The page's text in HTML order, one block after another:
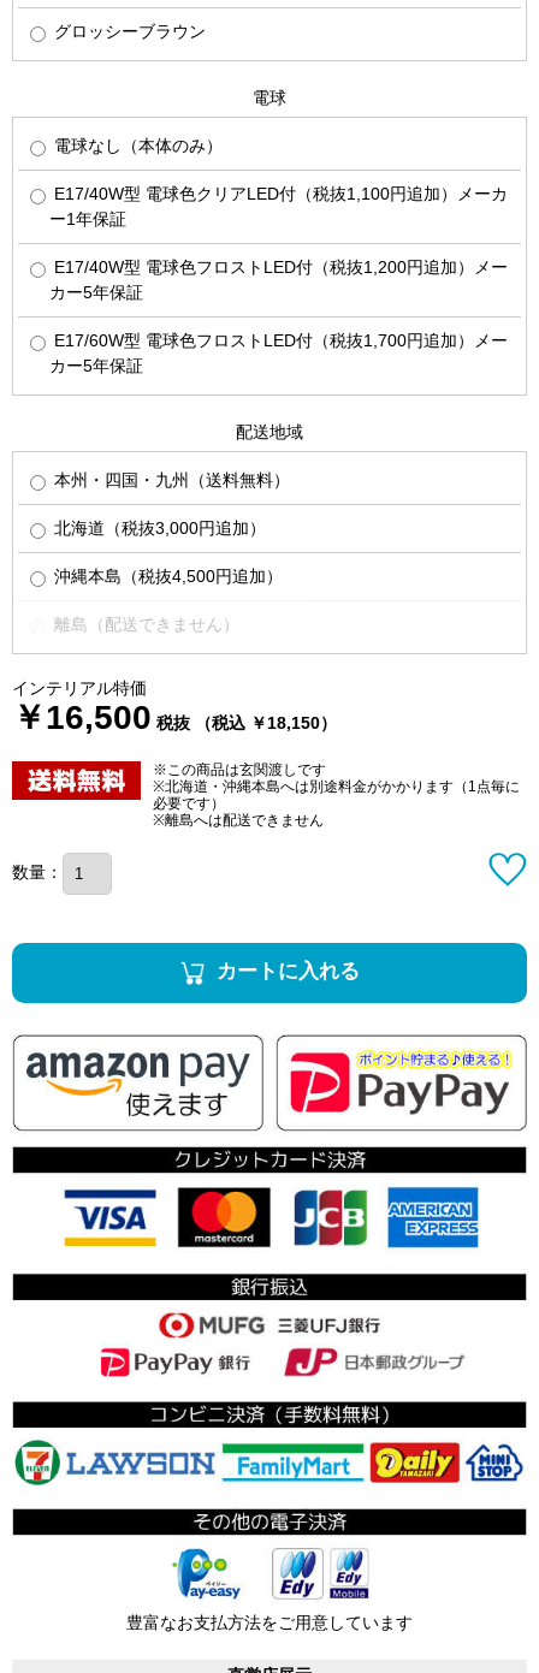
グロッシーブラウン
電球
電球なし（本体のみ）
E17/40W型 電球色クリアLED付（税抜1,100円追加）メーカ
ー1年保証
E17/40W型 電球色フロストLED付（税抜1,200円追加）メー
カー5年保証
E17/60W型 電球色フロストLED付（税抜1,700円追加）メー
カー5年保証
配送地域
本州・四国・九州（送料無料）
北海道（税抜3,000円追加）
沖縄本島（税抜4,500円追加）
離島（配送できません）
インテリアル特価
￥16,500 税抜 （税込 ￥18,150）
※この商品は玄関渡しです
※北海道・沖縄本島へは別途料金がかかります（1点毎に
必要です）
※離島へは配送できません
数量：
カートに入れる
豊富なお支払方法をご用意しています